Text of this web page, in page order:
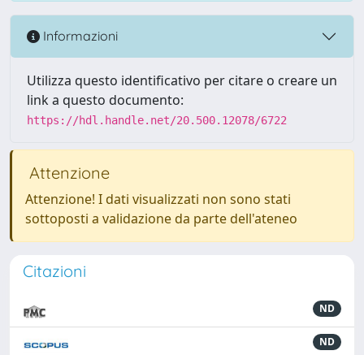
Informazioni
Utilizza questo identificativo per citare o creare un
link a questo documento:
https://hdl.handle.net/20.500.12078/6722
Attenzione
Attenzione! I dati visualizzati non sono stati
sottoposti a validazione da parte dell'ateneo
Citazioni
ND
ND